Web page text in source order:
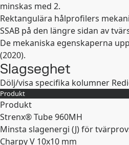
minskas med 2.
Rektangulära hålprofilers
SSAB på den längre sidan av
De mekaniska egenskaperna
(2020).
Slagseghet
Dölj/visa specifika kolumner
Produkt
Produkt
Strenx® Tube 960MH
Minsta slagenergi (J) för
Charpy V 10x10 mm